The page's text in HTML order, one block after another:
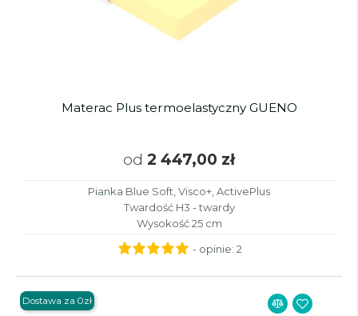
Materac Plus termoelastyczny GUENO
od 2 447,00 zł
Pianka Blue Soft, Visco+, ActivePlus
Twardość H3 - twardy
Wysokość 25 cm
- opinie: 2
Dostawa za 0zł